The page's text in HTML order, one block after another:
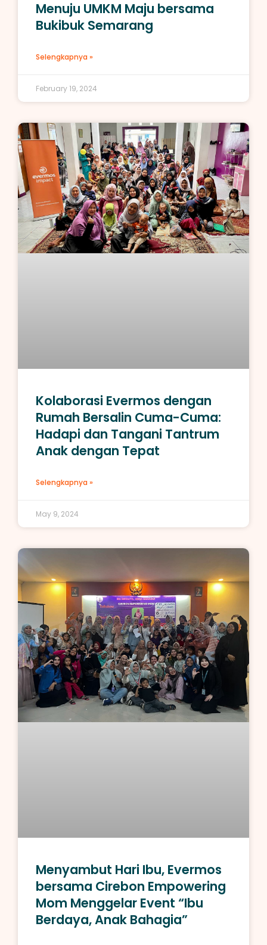
Menuju UMKM Maju bersama
Bukibuk Semarang
Selengkapnya »
February 19, 2024
Kolaborasi Evermos dengan
Rumah Bersalin Cuma-Cuma:
Hadapi dan Tangani Tantrum
Anak dengan Tepat
Selengkapnya »
May 9, 2024
Menyambut Hari Ibu, Evermos
bersama Cirebon Empowering
Mom Menggelar Event “Ibu
Berdaya, Anak Bahagia”